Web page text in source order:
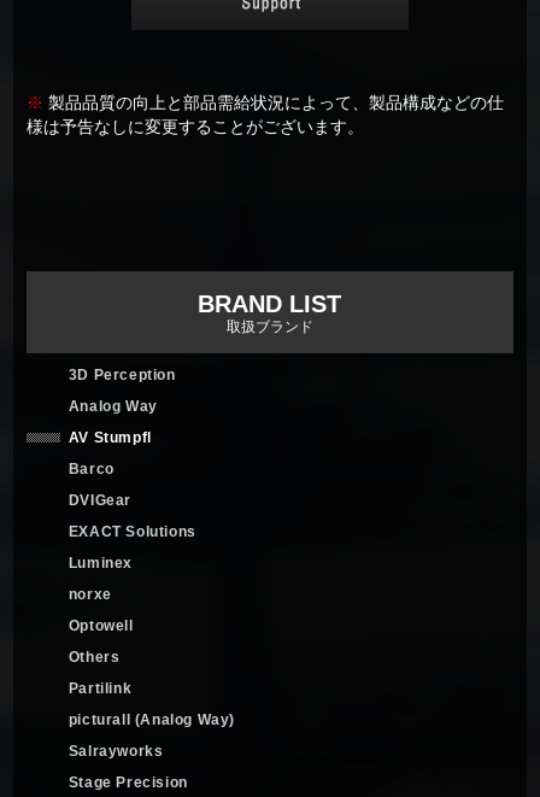
※ 製品品質の向上と部品需給状況によって、製品構成などの仕
様は予告なしに変更することがございます。
BRAND LIST
取扱ブランド
3D Perception
Analog Way
AV Stumpfl
Barco
DVIGear
EXACT Solutions
Luminex
norxe
Optowell
Others
Partilink
picturall (Analog Way)
Salrayworks
Stage Precision